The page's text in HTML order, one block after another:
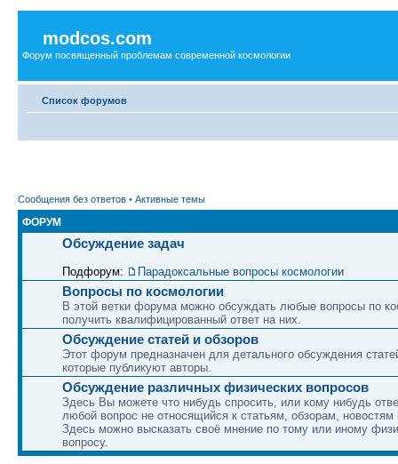
modcos.com
Форум посвященный проблемам современной космологии
Список форумов
Сообщения без ответов • Активные темы
ФОРУМ
Обсуждение задач
Подфорум: Парадоксальные вопросы космологии
Вопросы по космологии
В этой ветки форума можно обсуждать любые вопросы по
получить квалифицированный ответ на них.
Обсуждение статей и обзоров
Этот форум предназначен для детального обсуждения
которые публикуют авторы.
Обсуждение различных физических вопросов
Здесь Вы можете что нибудь спросить, или кому нибудь
любой вопрос не относящийся к статьям, обзорам, новостям
Здесь можно высказать своё мнение по тому или иному
вопросу.